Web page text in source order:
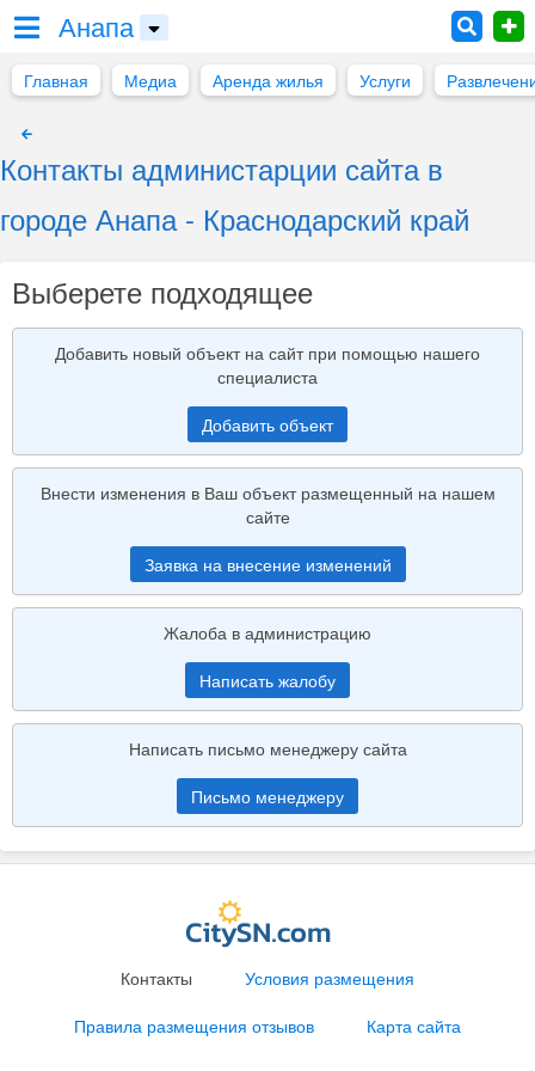
Анапа
Главная Медиа Аренда жилья Услуги
Контакты администарции сайта в
городе Анапа - Краснодарский край
Выберете подходящее
Добавить новый объект на сайт при помощью нашего
специалиста
Добавить объект
Внести изменения в Ваш объект размещенный на нашем
сайте
Заявка на внесение изменений
Жалоба в администрацию
Написать жалобу
Написать письмо менеджеру сайта
Письмо менеджеру
Контакты
Условия размещения
Правила размещения отзывов
Карта сайта